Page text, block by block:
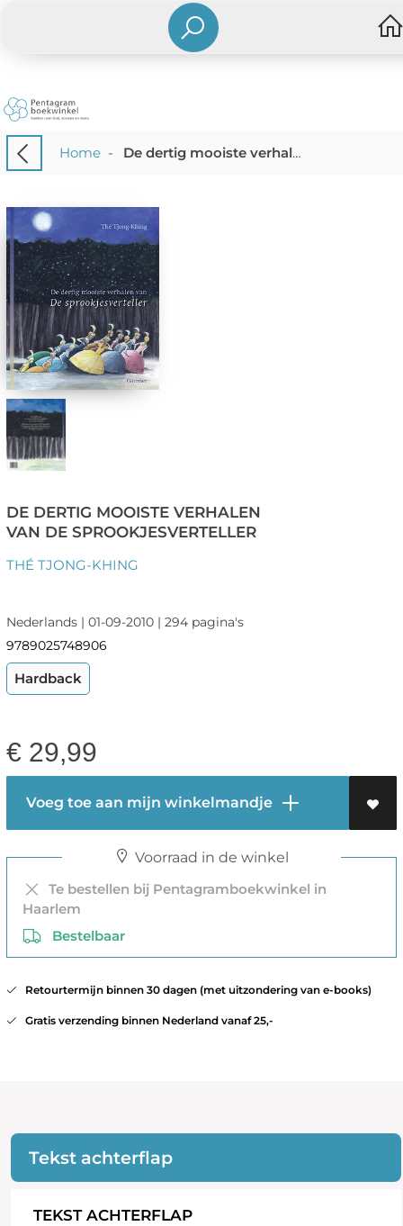
Home- De dertig mooiste verhalen van de sprookjesverteller
DE DERTIG MOOISTE VERHALEN
VAN DE SPROOKJESVERTELLER
THÉ TJONG-KHING
Nederlands | 01-09-2010 | 294 pagina's
9789025748906
Hardback
€ 29,99
Voeg toe aan mijn winkelmandje
Voorraad in de winkel
Te bestellen bij Pentagramboekwinkel in
Haarlem
Bestelbaar
Retourtermijn binnen 30 dagen (met uitzondering van e-books)
Gratis verzending binnen Nederland vanaf 25,-
Tekst achterflap
TEKST ACHTERFLAP